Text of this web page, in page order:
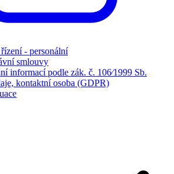
- personální
smlouvy
informací podle zák. č. 106⁄1999 Sb.
kontaktní osoba (GDPR)